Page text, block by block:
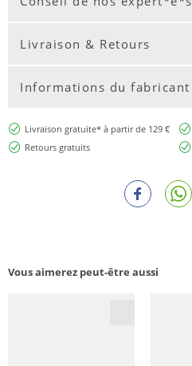
Livraison & Retours
Informations du fabricant
Livraison gratuite* à partir de 129 €
Retours gratuits
Vous aimerez peut-être aussi